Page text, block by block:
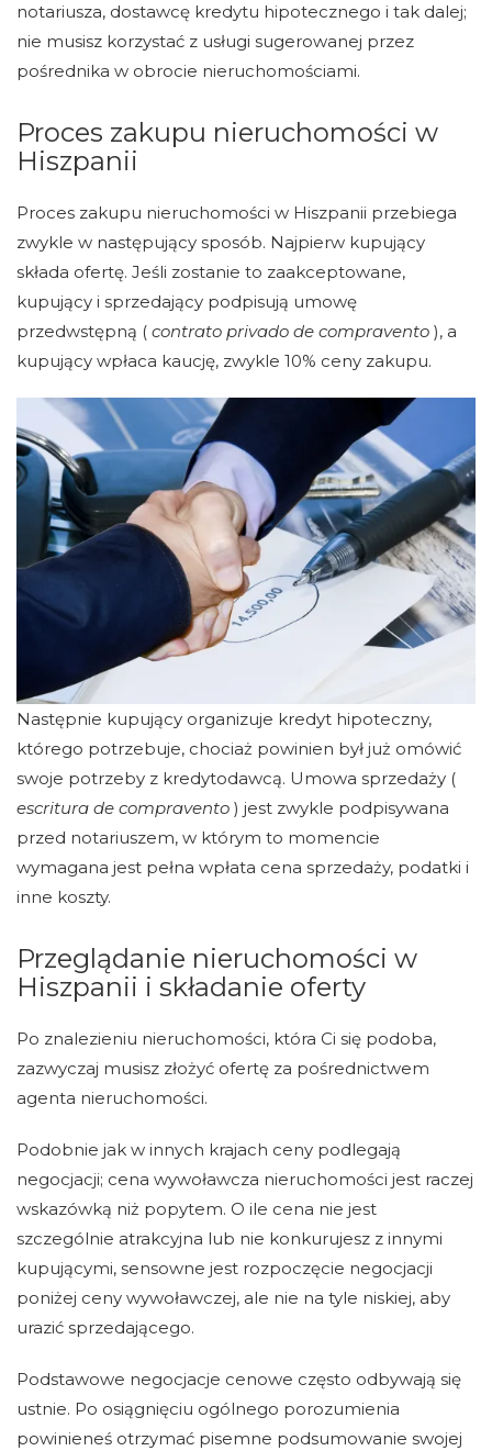
notariusza, dostawcę kredytu hipotecznego i tak dalej;
nie musisz korzystać z usługi sugerowanej przez
pośrednika w obrocie nieruchomościami.
Proces zakupu nieruchomości w
Hiszpanii
Proces zakupu nieruchomości w Hiszpanii przebiega
zwykle w następujący sposób. Najpierw kupujący
składa ofertę. Jeśli zostanie to zaakceptowane,
kupujący i sprzedający podpisują umowę
przedwstępną ( contrato privado de compravento ), a
kupujący wpłaca kaucję, zwykle 10% ceny zakupu.
Następnie kupujący organizuje kredyt hipoteczny,
którego potrzebuje, chociaż powinien był już omówić
swoje potrzeby z kredytodawcą. Umowa sprzedaży (
escritura de compravento ) jest zwykle podpisywana
przed notariuszem, w którym to momencie
wymagana jest pełna wpłata cena sprzedaży, podatki i
inne koszty.
Przeglądanie nieruchomości w
Hiszpanii i składanie oferty
Po znalezieniu nieruchomości, która Ci się podoba,
zazwyczaj musisz złożyć ofertę za pośrednictwem
agenta nieruchomości.
Podobnie jak w innych krajach ceny podlegają
negocjacji; cena wywoławcza nieruchomości jest raczej
wskazówką niż popytem. O ile cena nie jest
szczególnie atrakcyjna lub nie konkurujesz z innymi
kupującymi, sensowne jest rozpoczęcie negocjacji
poniżej ceny wywoławczej, ale nie na tyle niskiej, aby
urazić sprzedającego.
Podstawowe negocjacje cenowe często odbywają się
ustnie. Po osiągnięciu ogólnego porozumienia
powinieneś otrzymać pisemne podsumowanie swojej